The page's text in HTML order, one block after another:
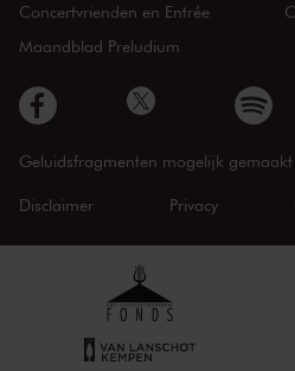
Concertvrienden en Entrée
Maandblad Preludium
Geluidsfragmenten mogelijk
Disclaimer Privacy